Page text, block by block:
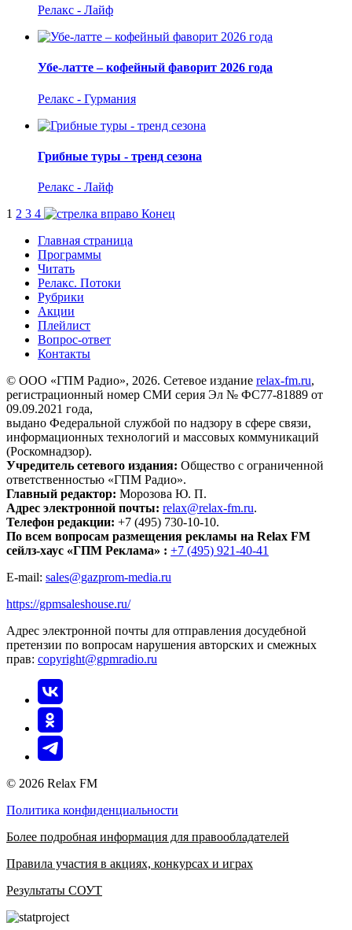
Релакс - Лайф
Убе-латте – кофейный фаворит 2026 года
Релакс - Гурмания
Грибные туры - тренд сезона
Релакс - Лайф
1 2 3 4
Конец
Главная страница
Программы
Читать
Релакс. Потоки
Рубрики
Акции
Плейлист
Вопрос-ответ
Контакты
© ООО «ГПМ Радио», 2026. Сетевое издание relax-fm.ru,
регистрационный номер СМИ серия Эл № ФС77-81889 от
09.09.2021 года,
выдано Федеральной службой по надзору в сфере связи,
информационных технологий и массовых коммуникаций
(Роскомнадзор).
Учредитель сетевого издания: Общество с ограниченной
ответственностью «ГПМ Радио».
Главный редактор: Морозова Ю. П.
Адрес электронной почты: relax@relax-fm.ru.
Телефон редакции: +7 (495) 730-10-10.
По всем вопросам размещения рекламы на Relax FM
сейлз-хаус «ГПМ Реклама» : +7 (495) 921-40-41
E-mail: sales@gazprom-media.ru
https://gpmsaleshouse.ru/
Адрес электронной почты для отправления досудебной
претензии по вопросам нарушения авторских и смежных
прав: copyright@gpmradio.ru
© 2026 Relax FM
Политика конфиденциальности
Более подробная информация для правообладателей
Правила участия в акциях, конкурсах и играх
Результаты СОУТ